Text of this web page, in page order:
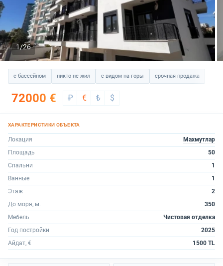
1/26
с бассейном никто не жил с видом на горы срочная продажа
72000 € ₽ € ₺ $
Локация
Махмутлар
Площадь
50
Спальни
1
Ванные
1
Этаж
2
До моря, м.
350
Мебель
Чистовая отделка
Год постройки
2025
Айдат, €
1500 TL